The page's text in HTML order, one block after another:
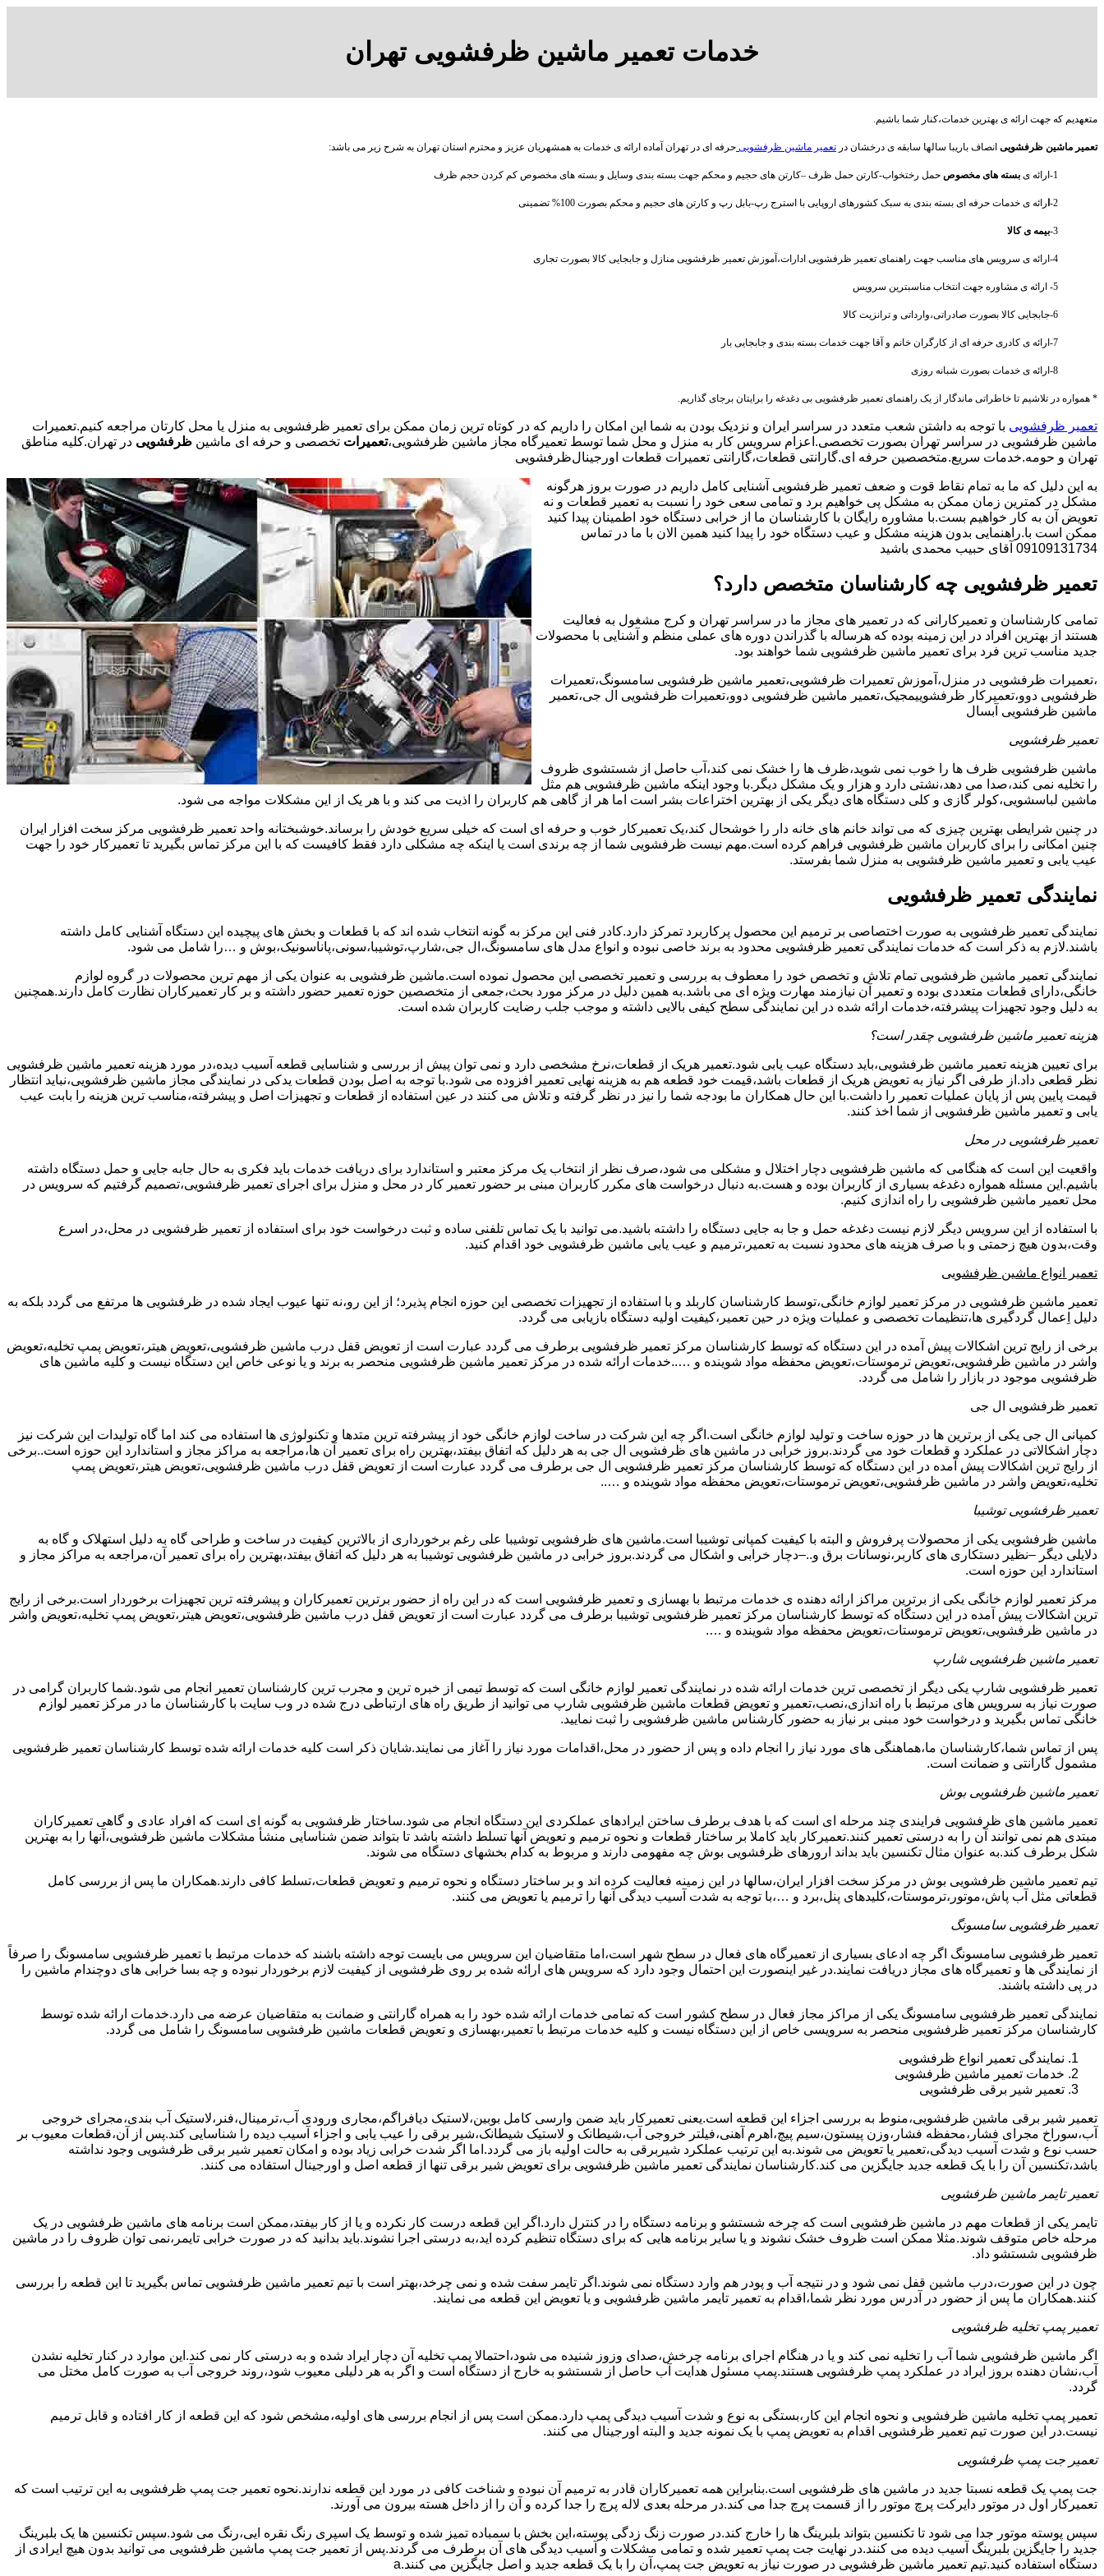
خدمات تعمیر ماشین ظرفشویی تهران
متعهدیم که جهت ارائه ی بهترین خدمات،کنار شما باشیم.
تعمیر ماشین ظرفشویی انصاف باریبا سالها سابقه ی درخشان در تعمیر ماشین ظرفشویی حرفه ای در تهران آماده ارائه ی خدمات به همشهریان عزیز و محترم استان تهران به شرح زیر می باشد:
1-ارائه ی بسته های مخصوص حمل رختخواب-کارتن حمل ظرف –کارتن های حجیم و محکم جهت بسته بندی وسایل و بسته های مخصوص کم کردن حجم ظرف
2- ارائه ی خدمات حرفه ای بسته بندی به سبک کشورهای اروپایی با استرج رپ-بابل رپ و کارتن های حجیم و محکم بصورت 100% تضمینی
3- بیمه ی کالا
4-ارائه ی سرویس های مناسب جهت راهنمای تعمیر ظرفشویی ادارات،آموزش تعمیر ظرفشویی منازل و جابجایی کالا بصورت تجاری
5- ارائه ی مشاوره جهت انتخاب مناسبترین سرویس
6-جابجایی کالا بصورت صادراتی،وارداتی و ترانزیت کالا
7-ارائه ی کادری حرفه ای از کارگران خانم و آقا جهت خدمات بسته بندی و جابجایی بار
8-ارائه ی خدمات بصورت شبانه روزی
* همواره در تلاشیم تا خاطراتی ماندگار از یک راهنمای تعمیر ظرفشویی بی دغدغه را برایتان برجای گذاریم.
تعمیر ظرفشویی با توجه به داشتن شعب متعدد در سراسر ایران و نزدیک بودن به شما این امکان را داریم که در کوتاه ترین زمان ممکن برای تعمیر ظرفشویی به منزل یا محل کارتان مراجعه کنیم.تعمیرات
ماشین ظرفشویی در سراسر تهران بصورت تخصصی.اعزام سرویس کار به منزل و محل شما توسط تعمیرگاه مجاز ماشین ظرفشویی،تعمیرات تخصصی و حرفه ای ماشین ظرفشویی در تهران.کلیه مناطق
تهران و حومه.خدمات سریع.متخصصین حرفه ای.گارانتی قطعات،گارانتی تعمیرات قطعات اورجینالظرفشویی
به این دلیل که ما به تمام نقاط قوت و ضعف تعمیر ظرفشویی آشنایی کامل داریم در صورت بروز هرگونه
مشکل در کمترین زمان ممکن به مشکل پی خواهیم برد و تمامی سعی خود را نسبت به تعمیر قطعات و نه
تعویض آن به کار خواهیم بست.با مشاوره رایگان با کارشناسان ما از خرابی دستگاه خود اطمینان پیدا کنید
ممکن است با.راهنمایی بدون هزینه مشکل و عیب دستگاه خود را پیدا کنید همین الان با ما در تماس
09109131734 آقای حبیب محمدی باشید
تعمیر ظرفشویی چه کارشناسان متخصص دارد؟
تمامی کارشناسان و تعمیرکارانی که در تعمیر های مجاز ما در سراسر تهران و کرج مشغول به فعالیت
هستند از بهترین افراد در این زمینه بوده که هرساله با گذراندن دوره های عملی منظم و آشنایی با محصولات
جدید مناسب ترین فرد برای تعمیر ماشین ظرفشویی شما خواهند بود.
،تعمیرات ظرفشویی در منزل،آموزش تعمیرات ظرفشویی،تعمیر ماشین ظرفشویی سامسونگ،تعمیرات
ظرفشویی دوو،تعمیرکار ظرفشوییمجیک،تعمیر ماشین ظرفشویی دوو،تعمیرات ظرفشویی ال جی،تعمیر
ماشین ظرفشویی آبسال
تعمیر ظرفشویی
ماشین ظرفشویی ظرف ها را خوب نمی شوید،ظرف ها را خشک نمی کند،آب حاصل از شستشوی ظروف
را تخلیه نمی کند،صدا می دهد،نشتی دارد و هزار و یک مشکل دیگر.با وجود اینکه ماشین ظرفشویی هم مثل
ماشین لباسشویی،کولر گازی و کلی دستگاه های دیگر یکی از بهترین اختراعات بشر است اما هر از گاهی هم کاربران را اذیت می کند و با هر یک از این مشکلات مواجه می شود.
در چنین شرایطی بهترین چیزی که می تواند خانم های خانه دار را خوشحال کند،یک تعمیرکار خوب و حرفه ای است که خیلی سریع خودش را برساند.خوشبختانه واحد تعمیر ظرفشویی مرکز سخت افزار ایران
چنین امکانی را برای کاربران ماشین ظرفشویی فراهم کرده است.مهم نیست ظرفشویی شما از چه برندی است یا اینکه چه مشکلی دارد فقط کافیست که با این مرکز تماس بگیرید تا تعمیرکار خود را جهت
عیب یابی و تعمیر ماشین ظرفشویی به منزل شما بفرستد.
نمایندگی تعمیر ظرفشویی
نمایندگی تعمیر ظرفشویی به صورت اختصاصی بر ترمیم این محصول پرکاربرد تمرکز دارد.کادر فنی این مرکز به گونه انتخاب شده اند که با قطعات و بخش های پیچیده این دستگاه آشنایی کامل داشته
باشند.لازم به ذکر است که خدمات نمایندگی تعمیر ظرفشویی محدود به برند خاصی نبوده و انواع مدل های سامسونگ،ال جی،شارپ،توشیبا،سونی،پاناسونیک،بوش و …را شامل می شود.
نمایندگی تعمیر ماشین ظرفشویی تمام تلاش و تخصص خود را معطوف به بررسی و تعمیر تخصصی این محصول نموده است.ماشین ظرفشویی به عنوان یکی از مهم ترین محصولات در گروه لوازم
خانگی،دارای قطعات متعددی بوده و تعمیر آن نیازمند مهارت ویژه ای می باشد.به همین دلیل در مرکز مورد بحث،جمعی از متخصصین حوزه تعمیر حضور داشته و بر کار تعمیرکاران نظارت کامل دارند.همچنین
به دلیل وجود تجهیزات پیشرفته،خدمات ارائه شده در این نمایندگی سطح کیفی بالایی داشته و موجب جلب رضایت کاربران شده است.
هزینه تعمیر ماشین ظرفشویی چقدر است؟
برای تعیین هزینه تعمیر ماشین ظرفشویی،باید دستگاه عیب یابی شود.تعمیر هریک از قطعات،نرخ مشخصی دارد و نمی توان پیش از بررسی و شناسایی قطعه آسیب دیده،در مورد هزینه تعمیر ماشین ظرفشویی
نظر قطعی داد.از طرفی اگر نیاز به تعویض هریک از قطعات باشد،قیمت خود قطعه هم به هزینه نهایی تعمیر افزوده می شود.با توجه به اصل بودن قطعات یدکی در نمایندگی مجاز ماشین ظرفشویی،نباید انتظار
قیمت پایین پس از پایان عملیات تعمیر را داشت.با این حال همکاران ما بودجه شما را نیز در نظر گرفته و تلاش می کنند در عین استفاده از قطعات و تجهیزات اصل و پیشرفته،مناسب ترین هزینه را بابت عیب
یابی و تعمیر ماشین ظرفشویی از شما اخذ کنند.
تعمیر ظرفشویی در محل
واقعیت این است که هنگامی که ماشین ظرفشویی دچار اختلال و مشکلی می شود،صرف نظر از انتخاب یک مرکز معتبر و استاندارد برای دریافت خدمات باید فکری به حال جابه جایی و حمل دستگاه داشته
باشیم.این مسئله همواره دغدغه بسیاری از کاربران بوده و هست.به دنبال درخواست های مکرر کاربران مبنی بر حضور تعمیر کار در محل و منزل برای اجرای تعمیر ظرفشویی،تصمیم گرفتیم که سرویس در
محل تعمیر ماشین ظرفشویی را راه اندازی کنیم.
با استفاده از این سرویس دیگر لازم نیست دغدغه حمل و جا به جایی دستگاه را داشته باشید.می توانید با یک تماس تلفنی ساده و ثبت درخواست خود برای استفاده از تعمیر ظرفشویی در محل،در اسرع
وقت،بدون هیچ زحمتی و با صرف هزینه های محدود نسبت به تعمیر،ترمیم و عیب یابی ماشین ظرفشویی خود اقدام کنید.
تعمیر انواع ماشین ظرفشویی
تعمیر ماشین ظرفشویی در مرکز تعمیر لوازم خانگی،توسط کارشناسان کاربلد و با استفاده از تجهیزات تخصصی این حوزه انجام پذیرد؛ از این رو،نه تنها عیوب ایجاد شده در ظرفشویی ها مرتفع می گردد بلکه به
دلیل اِعمال گردگیری ها،تنظیمات تخصصی و عملیات ویژه در حین تعمیر،کیفیت اولیه دستگاه بازیابی می گردد.
برخی از رایج ترین اشکالات پیش آمده در این دستگاه که توسط کارشناسان مرکز تعمیر ظرفشویی برطرف می گردد عبارت است از تعویض قفل درب ماشین ظرفشویی،تعویض هیتر،تعویض پمپ تخلیه،تعویض
واشر در ماشین ظرفشویی،تعویض ترموستات،تعویض محفظه مواد شوینده و …..خدمات ارائه شده در مرکز تعمیر ماشین ظرفشویی منحصر به برند و یا نوعی خاص این دستگاه نیست و کلیه ماشین های
ظرفشویی موجود در بازار را شامل می گردد.
تعمیر ظرفشویی ال جی
کمپانی ال جی یکی از برترین ها در حوزه ساخت و تولید لوازم خانگی است.اگر چه این شرکت در ساخت لوازم خانگی خود از پیشرفته ترین متدها و تکنولوژی ها استفاده می کند اما گاه تولیدات این شرکت نیز
دچار اشکالاتی در عملکرد و قطعات خود می گردند.بروز خرابی در ماشین های ظرفشویی ال جی به هر دلیل که اتفاق بیفتد،بهترین راه برای تعمیر آن ها،مراجعه به مراکز مجاز و استاندارد این حوزه است..برخی
از رایج ترین اشکالات پیش آمده در این دستگاه که توسط کارشناسان مرکز تعمیر ظرفشویی ال جی برطرف می گردد عبارت است از تعویض قفل درب ماشین ظرفشویی،تعویض هیتر،تعویض پمپ
تخلیه،تعویض واشر در ماشین ظرفشویی،تعویض ترموستات،تعویض محفظه مواد شوینده و …..
تعمیر ظرفشویی توشیبا
ماشین ظرفشویی یکی از محصولات پرفروش و البته با کیفیت کمپانی توشیبا است.ماشین های ظرفشویی توشیبا علی رغم برخورداری از بالاترین کیفیت در ساخت و طراحی گاه به دلیل استهلاک و گاه به
دلایلی دیگر –نظیر دستکاری های کاربر،نوسانات برق و..–دچار خرابی و اشکال می گردند.بروز خرابی در ماشین ظرفشویی توشیبا به هر دلیل که اتفاق بیفتد،بهترین راه برای تعمیر آن،مراجعه به مراکز مجاز و
استاندارد این حوزه است.
مرکز تعمیر لوازم خانگی یکی از برترین مراکز ارائه دهنده ی خدمات مرتبط با بهسازی و تعمیر ظرفشویی است که در این راه از حضور برترین تعمیرکاران و پیشرفته ترین تجهیزات برخوردار است.برخی از رایج
ترین اشکالات پیش آمده در این دستگاه که توسط کارشناسان مرکز تعمیر ظرفشویی توشیبا برطرف می گردد عبارت است از تعویض قفل درب ماشین ظرفشویی،تعویض هیتر،تعویض پمپ تخلیه،تعویض واشر
در ماشین ظرفشویی،تعویض ترموستات،تعویض محفظه مواد شوینده و ….
تعمیر ماشین ظرفشویی شارپ
تعمیر ظرفشویی شارپ یکی دیگر از تخصصی ترین خدمات ارائه شده در نمایندگی تعمیر لوازم خانگی است که توسط تیمی از خبره ترین و مجرب ترین کارشناسان تعمیر انجام می شود.شما کاربران گرامی در
صورت نیاز به سرویس های مرتبط با راه اندازی،نصب،تعمیر و تعویض قطعات ماشین ظرفشویی شارپ می توانید از طریق راه های ارتباطی درج شده در وب سایت با کارشناسان ما در مرکز تعمیر لوازم
خانگی تماس بگیرید و درخواست خود مبنی بر نیاز به حضور کارشناس ماشین ظرفشویی را ثبت نمایید.
پس از تماس شما،کارشناسان ما،هماهنگی های مورد نیاز را انجام داده و پس از حضور در محل،اقدامات مورد نیاز را آغاز می نمایند.شایان ذکر است کلیه خدمات ارائه شده توسط کارشناسان تعمیر ظرفشویی
مشمول گارانتی و ضمانت است.
تعمیر ماشین ظرفشویی بوش
تعمیر ماشین های ظرفشویی فرایندی چند مرحله ای است که با هدف برطرف ساختن ایرادهای عملکردی این دستگاه انجام می شود.ساختار ظرفشویی به گونه ای است که افراد عادی و گاهی تعمیرکاران
مبتدی هم نمی توانند آن را به درستی تعمیر کنند.تعمیرکار باید کاملا بر ساختار قطعات و نحوه ترمیم و تعویض آنها تسلط داشته باشد تا بتواند ضمن شناسایی منشأ مشکلات ماشین ظرفشویی،آنها را به بهترین
شکل برطرف کند.به عنوان مثال تکنسین باید بداند ارورهای ظرفشویی بوش چه مفهومی دارند و مربوط به کدام بخشهای دستگاه می شوند.
تیم تعمیر ماشین ظرفشویی بوش در مرکز سخت افزار ایران،سالها در این زمینه فعالیت کرده اند و بر ساختار دستگاه و نحوه ترمیم و تعویض قطعات،تسلط کافی دارند.همکاران ما پس از بررسی کامل
قطعاتی مثل آب پاش،موتور،ترموستات،کلیدهای پنل،برد و …،با توجه به شدت آسیب دیدگی آنها را ترمیم یا تعویض می کنند.
تعمیر ظرفشویی سامسونگ
تعمیر ظرفشویی سامسونگ اگر چه ادعای بسیاری از تعمیرگاه های فعال در سطح شهر است،اما متقاضیان این سرویس می بایست توجه داشته باشند که خدمات مرتبط با تعمیر ظرفشویی سامسونگ را صرفاً
از نمایندگی ها و تعمیرگاه های مجاز دریافت نمایند.در غیر اینصورت این احتمال وجود دارد که سرویس های ارائه شده بر روی ظرفشویی از کیفیت لازم برخوردار نبوده و چه بسا خرابی های دوچندام ماشین را
در پی داشته باشند.
نمایندگی تعمیر ظرفشویی سامسونگ یکی از مراکز مجاز فعال در سطح کشور است که تمامی خدمات ارائه شده خود را به همراه گارانتی و ضمانت به متقاضیان عرضه می دارد.خدمات ارائه شده توسط
کارشناسان مرکز تعمیر ظرفشویی منحصر به سرویسی خاص از این دستگاه نیست و کلیه خدمات مرتبط با تعمیر،بهسازی و تعویض قطعات ماشین ظرفشویی سامسونگ را شامل می گردد.
نمایندگی تعمیر انواع ظرفشویی
خدمات تعمیر ماشین ظرفشویی
تعمیر شیر برقی ظرفشویی
تعمیر شیر برقی ماشین ظرفشویی،منوط به بررسی اجزاء این قطعه است.یعنی تعمیرکار باید ضمن وارسی کامل بوبین،لاستیک دیافراگم،مجاری ورودی آب،ترمینال،فنر،لاستیک آب بندی،مجرای خروجی
آب،سوراخ مجرای فشار،محفظه فشار،وزن پیستون،سیم پیچ،اهرم آهنی،فیلتر خروجی آب،شیطانک و لاستیک شیطانک،شیر برقی را عیب یابی و اجزاء آسیب دیده را شناسایی کند.پس از آن،قطعات معیوب بر
حسب نوع و شدت آسیب دیدگی،تعمیر یا تعویض می شوند.به این ترتیب عملکرد شیربرقی به حالت اولیه باز می گردد.اما اگر شدت خرابی زیاد بوده و امکان تعمیر شیر برقی ظرفشویی وجود نداشته
باشد،تکنسین آن را با یک قطعه جدید جایگزین می کند.کارشناسان نمایندگی تعمیر ماشین ظرفشویی برای تعویض شیر برقی تنها از قطعه اصل و اورجینال استفاده می کنند.
تعمیر تایمر ماشین ظرفشویی
تایمر یکی از قطعات مهم در ماشین ظرفشویی است که چرخه شستشو و برنامه دستگاه را در کنترل دارد.اگر این قطعه درست کار نکرده و یا از کار بیفتد،ممکن است برنامه های ماشین ظرفشویی در یک
مرحله خاص متوقف شوند.مثلا ممکن است ظروف خشک نشوند و یا سایر برنامه هایی که برای دستگاه تنظیم کرده اید،به درستی اجرا نشوند.باید بدانید که در صورت خرابی تایمر،نمی توان ظروف را در ماشین
ظرفشویی شستشو داد.
چون در این صورت،درب ماشین قفل نمی شود و در نتیجه آب و پودر هم وارد دستگاه نمی شوند.اگر تایمر سفت شده و نمی چرخد،بهتر است با تیم تعمیر ماشین ظرفشویی تماس بگیرید تا این قطعه را بررسی
کنند.همکاران ما پس از حضور در آدرس مورد نظر شما،اقدام به تعمیر تایمر ماشین ظرفشویی و یا تعویض این قطعه می نمایند.
تعمیر پمپ تخلیه ظرفشویی
اگر ماشین ظرفشویی شما آب را تخلیه نمی کند و یا در هنگام اجرای برنامه چرخش،صدای وزوز شنیده می شود،احتمالا پمپ تخلیه آن دچار ایراد شده و به درستی کار نمی کند.این موارد در کنار تخلیه نشدن
آب،نشان دهنده بروز ایراد در عملکرد پمپ ظرفشویی هستند.پمپ مسئول هدایت آب حاصل از شستشو به خارج از دستگاه است و اگر به هر دلیلی معیوب شود،روند خروجی آب به صورت کامل مختل می
گردد.
تعمیر پمپ تخلیه ماشین ظرفشویی و نحوه انجام این کار،بستگی به نوع و شدت آسیب دیدگی پمپ دارد.ممکن است پس از انجام بررسی های اولیه،مشخص شود که این قطعه از کار افتاده و قابل ترمیم
نیست.در این صورت تیم تعمیر ظرفشویی اقدام به تعویض پمپ با یک نمونه جدید و البته اورجینال می کنند.
تعمیر جت پمپ ظرفشویی
جت پمپ یک قطعه نسبتا جدید در ماشین های ظرفشویی است.بنابراین همه تعمیرکاران قادر به ترمیم آن نبوده و شناخت کافی در مورد این قطعه ندارند.نحوه تعمیر جت پمپ ظرفشویی به این ترتیب است که
تعمیرکار اول در موتور دایرکت پرچ موتور را از قسمت پرچ جدا می کند.در مرحله بعدی لاله پرچ را جدا کرده و آن را از داخل هسته بیرون می آورند.
سپس پوسته موتور جدا می شود تا تکنسین بتواند بلبرینگ ها را خارج کند.در صورت زنگ زدگی پوسته،این بخش با سمباده تمیز شده و توسط یک اسپری رنگ نقره ایی،رنگ می شود.سپس تکنسین ها یک بلبرینگ
جدید را جایگزین بلبرینگ آسیب دیده می کنند.در نهایت جت پمپ تعمیر شده و تمامی مشکلات و آسیب دیدگی های آن برطرف می گردند.پس از تعمیر جت پمپ ماشین ظرفشویی می توانید بدون هیچ ایرادی از
دستگاه استفاده کنید.تیم تعمیر ماشین ظرفشویی در صورت نیاز به تعویض جت پمپ،آن را با یک قطعه جدید و اصل جایگزین می کنند.a